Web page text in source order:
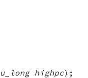
u_long highpc);